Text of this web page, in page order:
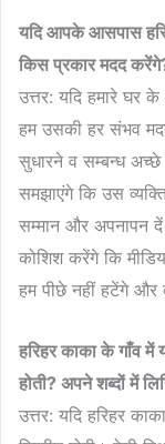
यदि आपके आसपास
किस प्रकार मदद करेंगे
उत्तर: यदि हमारे घर
हम उसकी हर संभव
सुधारने व सम्बन्ध
समझाएंगे कि उस
सम्मान और अपनापन
कोशिश करेंगे कि
हम पीछे नहीं हटेंगे और
हरिहर काका के गाँव में
होती? अपने शब्दों में
उत्तर: यदि हरिहर